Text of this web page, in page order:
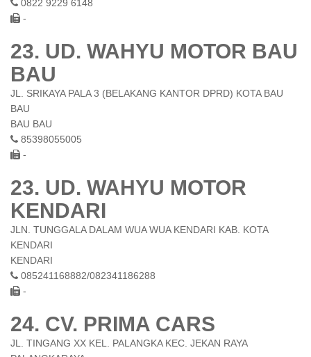
0822 9229 6148
-
23. UD. WAHYU MOTOR BAU
BAU
JL. SRIKAYA PALA 3 (BELAKANG KANTOR DPRD) KOTA BAU
BAU
BAU BAU
85398055005
-
23. UD. WAHYU MOTOR
KENDARI
JLN. TUNGGALA DALAM WUA WUA KENDARI KAB. KOTA
KENDARI
KENDARI
085241168882/082341186288
-
24. CV. PRIMA CARS
JL. TINGANG XX KEL. PALANGKA KEC. JEKAN RAYA